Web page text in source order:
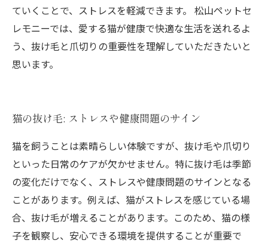
ていくことで、ストレスを軽減できます。 松山ペットセ
レモニーでは、愛する猫が健康で快適な生活を送れるよ
う、抜け毛と爪切りの重要性を理解していただきたいと
思います。
猫の抜け毛: ストレスや健康問題のサイン
猫を飼うことは素晴らしい体験ですが、抜け毛や爪切り
といった日常のケアが欠かせません。特に抜け毛は季節
の変化だけでなく、ストレスや健康問題のサインとなる
ことがあります。例えば、猫がストレスを感じている場
合、抜け毛が増えることがあります。このため、猫の様
子を観察し、安心できる環境を提供することが重要で